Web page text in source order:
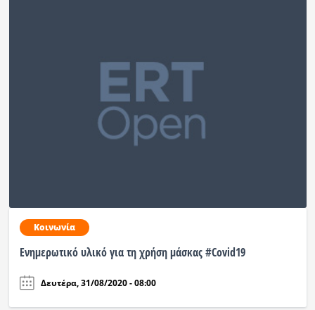
Κοινωνία
Ενημερωτικό υλικό για τη χρήση μάσκας #Covid19
Δευτέρα, 31/08/2020 - 08:00